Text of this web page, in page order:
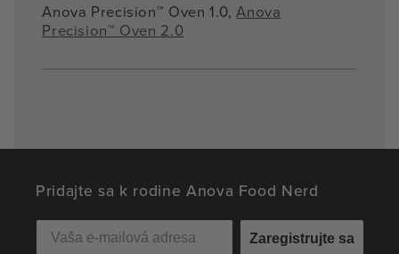
Anova Precision™ Oven 1.0,Anova
Precision™ Oven 2.0
Pridajte sa k rodine Anova Food Nerd
Zaregistrujte sa